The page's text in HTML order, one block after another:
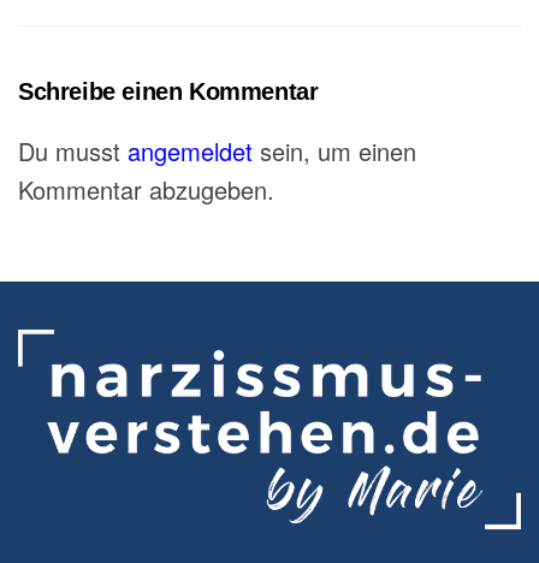
Schreibe einen Kommentar
Du musst angemeldet sein, um einen
Kommentar abzugeben.